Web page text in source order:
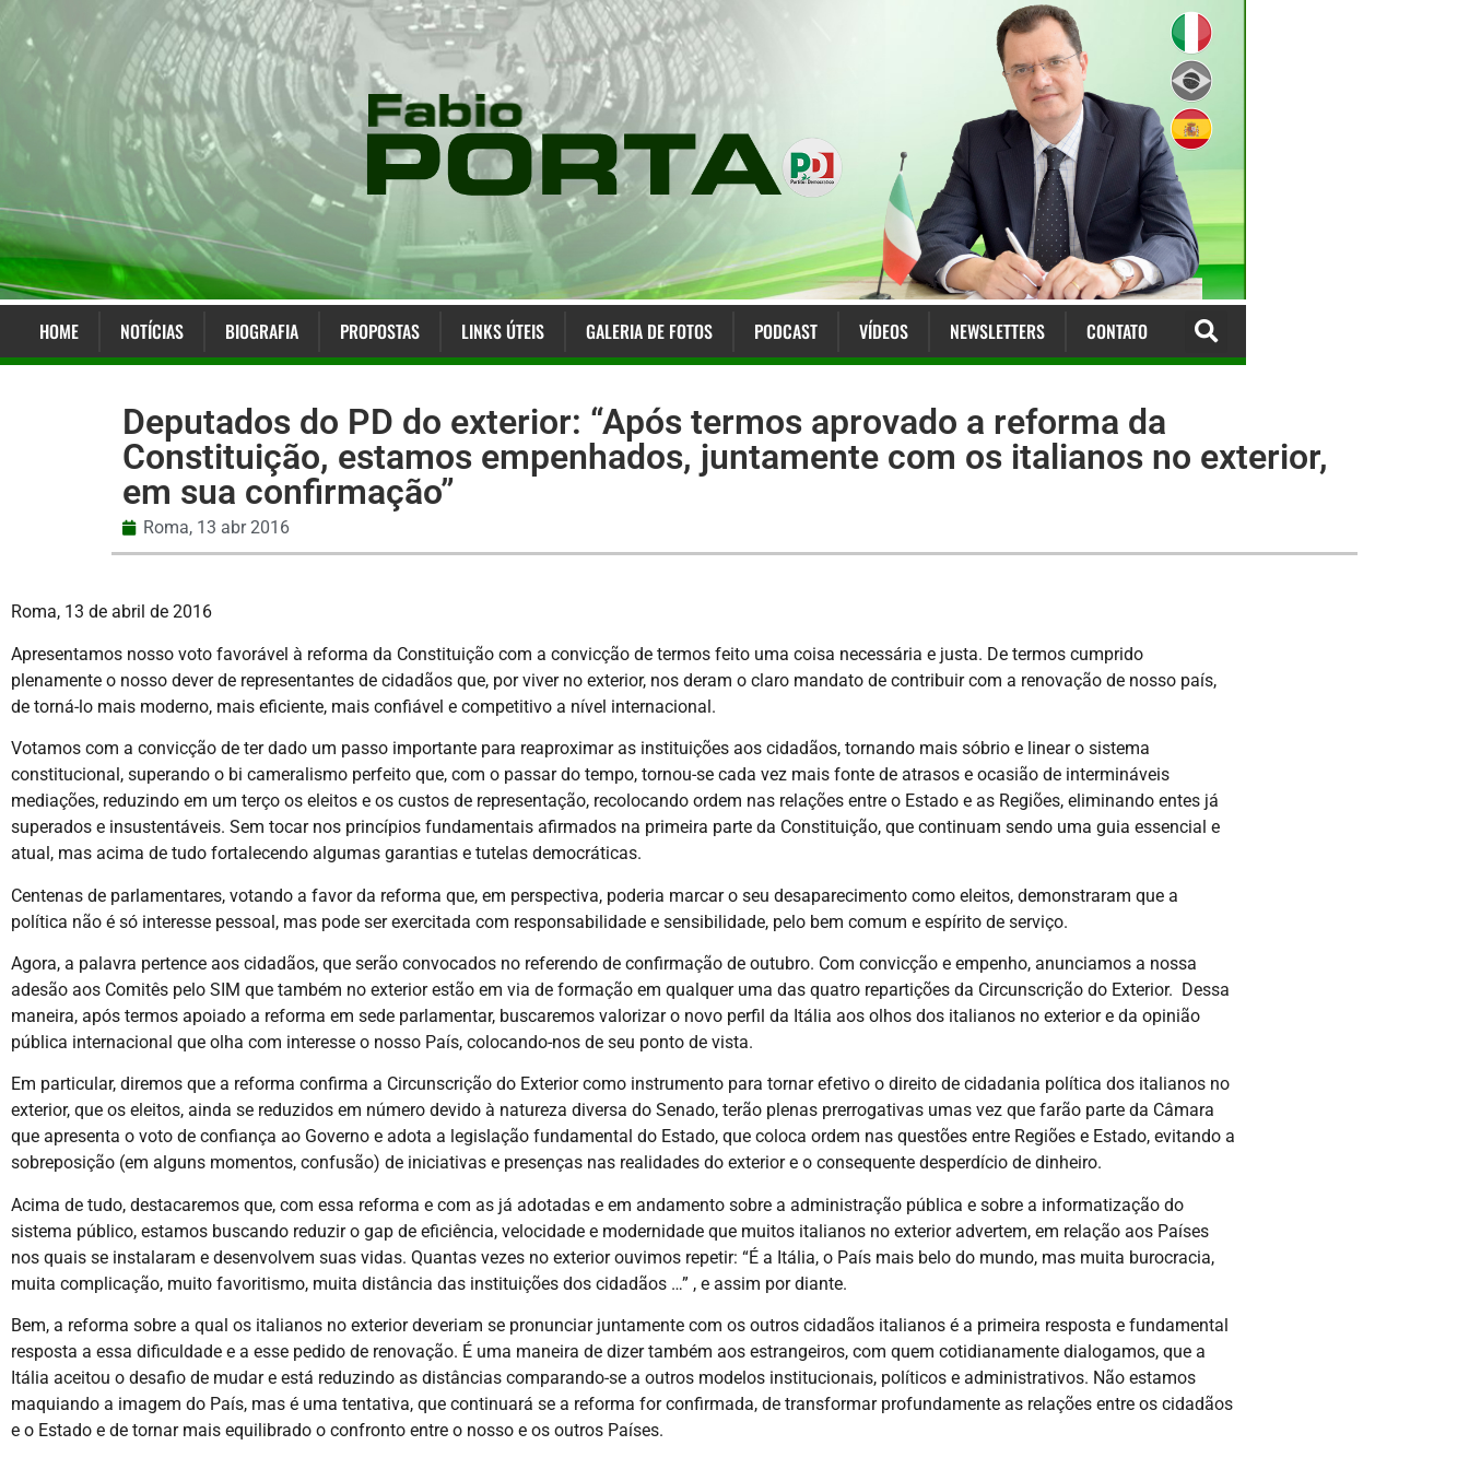
HOME NOTÍCIAS BIOGRAFIA PROPOSTAS LINKS ÚTEIS GALERIA DE FOTOS PODCAST VÍDEOS NEWSLETTERS CONTATO
Deputados do PD do exterior: “Após termos aprovado a reforma da
Constituição, estamos empenhados, juntamente com os italianos no exterior,
em sua confirmação”
Roma, 13 abr 2016
Roma, 13 de abril de 2016
Apresentamos nosso voto favorável à reforma da Constituição com a convicção de termos feito uma coisa necessária e justa. De termos cumprido
plenamente o nosso dever de representantes de cidadãos que, por viver no exterior, nos deram o claro mandato de contribuir com a renovação de nosso país,
de torná-lo mais moderno, mais eficiente, mais confiável e competitivo a nível internacional.
Votamos com a convicção de ter dado um passo importante para reaproximar as instituições aos cidadãos, tornando mais sóbrio e linear o sistema
constitucional, superando o bi cameralismo perfeito que, com o passar do tempo, tornou-se cada vez mais fonte de atrasos e ocasião de intermináveis
mediações, reduzindo em um terço os eleitos e os custos de representação, recolocando ordem nas relações entre o Estado e as Regiões, eliminando entes já
superados e insustentáveis. Sem tocar nos princípios fundamentais afirmados na primeira parte da Constituição, que continuam sendo uma guia essencial e
atual, mas acima de tudo fortalecendo algumas garantias e tutelas democráticas.
Centenas de parlamentares, votando a favor da reforma que, em perspectiva, poderia marcar o seu desaparecimento como eleitos, demonstraram que a
política não é só interesse pessoal, mas pode ser exercitada com responsabilidade e sensibilidade, pelo bem comum e espírito de serviço.
Agora, a palavra pertence aos cidadãos, que serão convocados no referendo de confirmação de outubro. Com convicção e empenho, anunciamos a nossa
adesão aos Comitês pelo SIM que também no exterior estão em via de formação em qualquer uma das quatro repartições da Circunscrição do Exterior. Dessa
maneira, após termos apoiado a reforma em sede parlamentar, buscaremos valorizar o novo perfil da Itália aos olhos dos italianos no exterior e da opinião
pública internacional que olha com interesse o nosso País, colocando-nos de seu ponto de vista.
Em particular, diremos que a reforma confirma a Circunscrição do Exterior como instrumento para tornar efetivo o direito de cidadania política dos italianos no
exterior, que os eleitos, ainda se reduzidos em número devido à natureza diversa do Senado, terão plenas prerrogativas umas vez que farão parte da Câmara
que apresenta o voto de confiança ao Governo e adota a legislação fundamental do Estado, que coloca ordem nas questões entre Regiões e Estado, evitando a
sobreposição (em alguns momentos, confusão) de iniciativas e presenças nas realidades do exterior e o consequente desperdício de dinheiro.
Acima de tudo, destacaremos que, com essa reforma e com as já adotadas e em andamento sobre a administração pública e sobre a informatização do
sistema público, estamos buscando reduzir o gap de eficiência, velocidade e modernidade que muitos italianos no exterior advertem, em relação aos Países
nos quais se instalaram e desenvolvem suas vidas. Quantas vezes no exterior ouvimos repetir: “É a Itália, o País mais belo do mundo, mas muita burocracia,
muita complicação, muito favoritismo, muita distância das instituições dos cidadãos …” , e assim por diante.
Bem, a reforma sobre a qual os italianos no exterior deveriam se pronunciar juntamente com os outros cidadãos italianos é a primeira resposta e fundamental
resposta a essa dificuldade e a esse pedido de renovação. É uma maneira de dizer também aos estrangeiros, com quem cotidianamente dialogamos, que a
Itália aceitou o desafio de mudar e está reduzindo as distâncias comparando-se a outros modelos institucionais, políticos e administrativos. Não estamos
maquiando a imagem do País, mas é uma tentativa, que continuará se a reforma for confirmada, de transformar profundamente as relações entre os cidadãos
e o Estado e de tornar mais equilibrado o confronto entre o nosso e os outros Países.